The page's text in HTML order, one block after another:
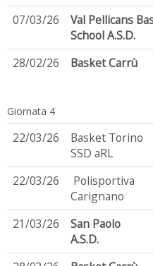
07/03/26
Val Pellicans
School A.S.D.
28/02/26 Basket Carrù
Giornata 4
22/03/26
Basket Torino
SSD aRL
22/03/26
Polisportiva
Carignano
21/03/26
San Paolo
A.S.D.